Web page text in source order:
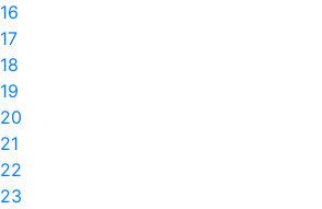
16
17
18
19
20
21
22
23